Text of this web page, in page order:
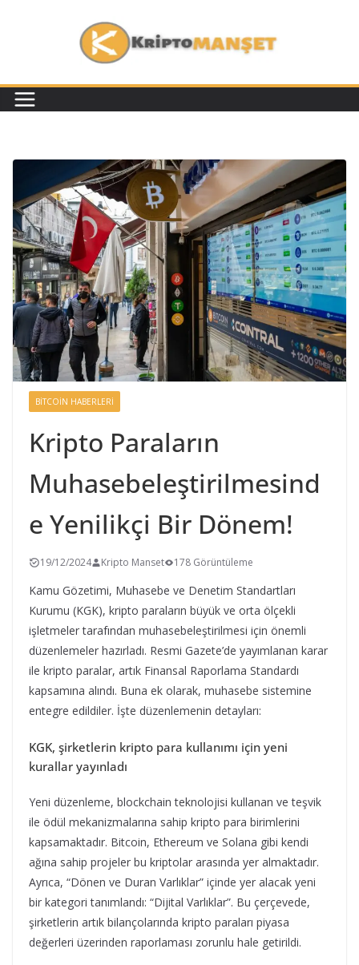
BITCOIN HABERLERI
Kripto Paraların
Muhasebeleştirilmesind
e Yenilikçi Bir Dönem!
19/12/2024 Kripto Manset 178 Görüntüleme
Kamu Gözetimi, Muhasebe ve Denetim Standartları
Kurumu (KGK), kripto paraların büyük ve orta ölçekli
işletmeler tarafından muhasebeleştirilmesi için önemli
düzenlemeler hazırladı. Resmi Gazete’de yayımlanan karar
ile kripto paralar, artık Finansal Raporlama Standardı
kapsamına alındı. Buna ek olarak, muhasebe sistemine
entegre edildiler. İşte düzenlemenin detayları:
KGK, şirketlerin kripto para kullanımı için yeni
kurallar yayınladı
Yeni düzenleme, blockchain teknolojisi kullanan ve teşvik
ile ödül mekanizmalarına sahip kripto para birimlerini
kapsamaktadır. Bitcoin, Ethereum ve Solana gibi kendi
ağına sahip projeler bu kriptolar arasında yer almaktadır.
Ayrıca, “Dönen ve Duran Varlıklar” içinde yer alacak yeni
bir kategori tanımlandı: “Dijital Varlıklar”. Bu çerçevede,
şirketlerin artık bilançolarında kripto paraları piyasa
değerleri üzerinden raporlaması zorunlu hale getirildi.